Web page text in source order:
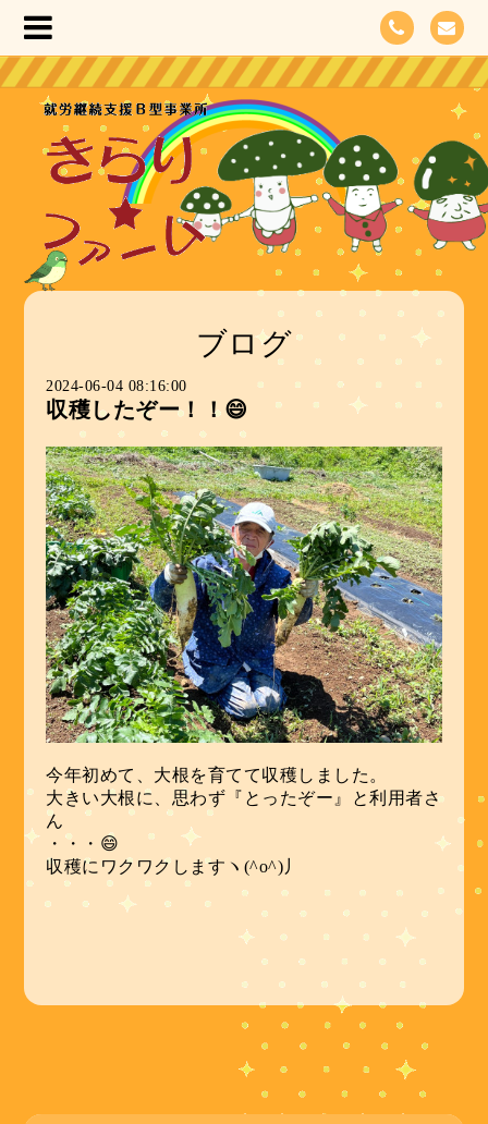
ブログ
2024-06-04 08:16:00
収穫したぞー！！😄
今年初めて、大根を育てて収穫しました。
大きい大根に、思わず『とったぞー』と利用者さ
ん
・・・😄
収穫にワクワクしますヽ(^o^)丿